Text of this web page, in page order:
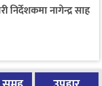
नागेन्द्र साह